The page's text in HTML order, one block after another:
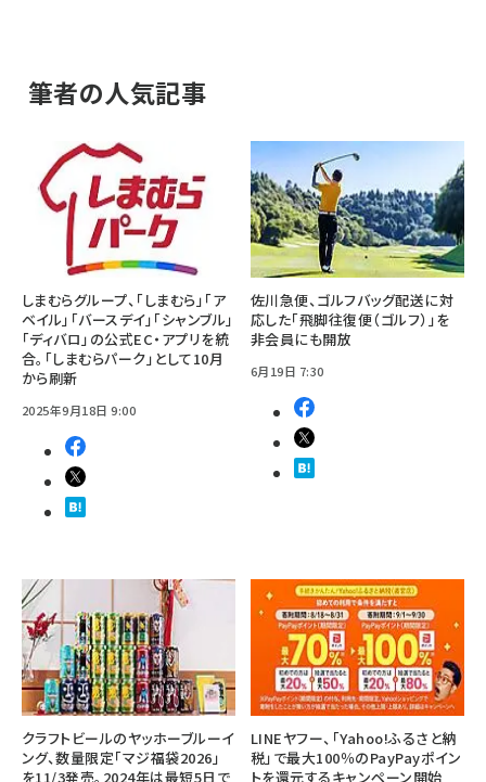
筆者の人気記事
しまむらグループ、「しまむら」「ア
ベイル」「バースデイ」「シャンブル」
「ディバロ」の公式EC・アプリを統
合。「しまむらパーク」として10月
から刷新
2025年9月18日 9:00
佐川急便、ゴルフバッグ配送に対
応した「飛脚往復便（ゴルフ）」を
非会員にも開放
6月19日 7:30
クラフトビールのヤッホーブルーイ
ング、数量限定「マジ福袋2026」
を11/3発売。2024年は最短5日で
LINEヤフー、「Yahoo!ふるさと納
税」で最大100％のPayPayポイン
トを還元するキャンペーン開始